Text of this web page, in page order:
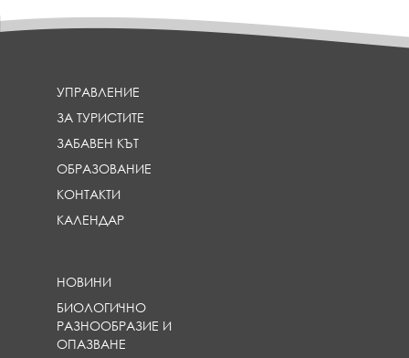
УПРАВЛЕНИЕ
ЗА ТУРИСТИТЕ
ЗАБАВЕН КЪТ
ОБРАЗОВАНИЕ
КОНТАКТИ
КАЛЕНДАР
НОВИНИ
БИОЛОГИЧНО
РАЗНООБРАЗИЕ И
ОПАЗВАНЕ